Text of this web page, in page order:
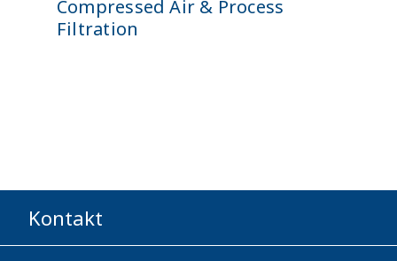
Compressed Air & Process
Filtration
Kontakt